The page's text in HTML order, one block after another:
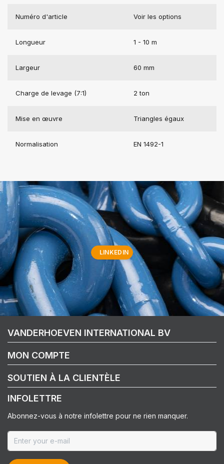
Numéro d'article Voir les options
Longueur 1 - 10 m
Largeur 60 mm
Charge de levage (7:1) 2 ton
Mise en œuvre Triangles égaux
Normalisation EN 1492-1
LINKEDIN
VANDERHOEVEN INTERNATIONAL BV
MON COMPTE
SOUTIEN À LA CLIENTÈLE
INFOLETTRE
Abonnez-vous à notre infolettre pour ne rien manquer.